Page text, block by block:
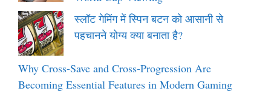
स्लॉट गेमिंग में स्पिन बटन को आसानी से
पहचानने योग्य क्या बनाता है?
Why Cross-Save and Cross-Progression Are
Becoming Essential Features in Modern Gaming